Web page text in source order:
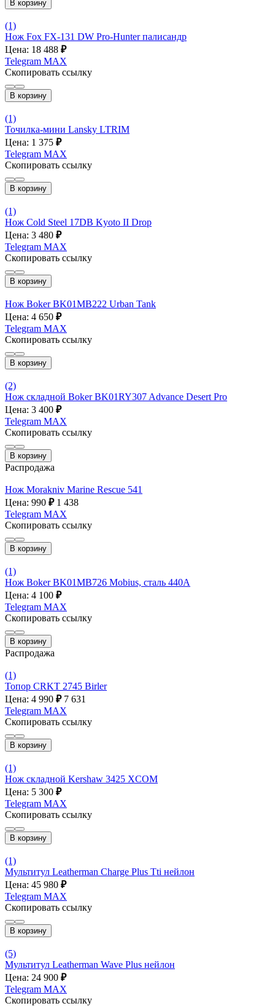
В корзину
(1)
Нож Fox FX-131 DW Pro-Hunter палисандр
Цена: 18 488 ₽
Telegram MAX
Скопировать ссылку
В корзину
(1)
Точилка-мини Lansky LTRIM
Цена: 1 375 ₽
Telegram MAX
Скопировать ссылку
В корзину
(1)
Нож Cold Steel 17DB Kyoto II Drop
Цена: 3 480 ₽
Telegram MAX
Скопировать ссылку
В корзину
Нож Boker BK01MB222 Urban Tank
Цена: 4 650 ₽
Telegram MAX
Скопировать ссылку
В корзину
(2)
Нож складной Boker BK01RY307 Advance Desert Pro
Цена: 3 400 ₽
Telegram MAX
Скопировать ссылку
В корзину
Распродажа
Нож Morakniv Marine Rescue 541
Цена: 990 ₽ 1 438
Telegram MAX
Скопировать ссылку
В корзину
(1)
Нож Boker BK01MB726 Mobius, сталь 440A
Цена: 4 100 ₽
Telegram MAX
Скопировать ссылку
В корзину
Распродажа
(1)
Топор CRKT 2745 Birler
Цена: 4 990 ₽ 7 631
Telegram MAX
Скопировать ссылку
В корзину
(1)
Нож складной Kershaw 3425 XCOM
Цена: 5 300 ₽
Telegram MAX
Скопировать ссылку
В корзину
(1)
Мультитул Leatherman Charge Plus Tti нейлон
Цена: 45 980 ₽
Telegram MAX
Скопировать ссылку
В корзину
(5)
Мультитул Leatherman Wave Plus нейлон
Цена: 24 900 ₽
Telegram MAX
Скопировать ссылку